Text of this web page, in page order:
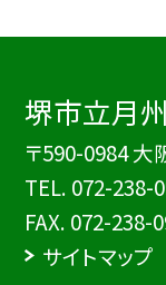
堺市立月
〒590-0984
TEL. 072-238-
FAX. 072-238-
サイトマップ